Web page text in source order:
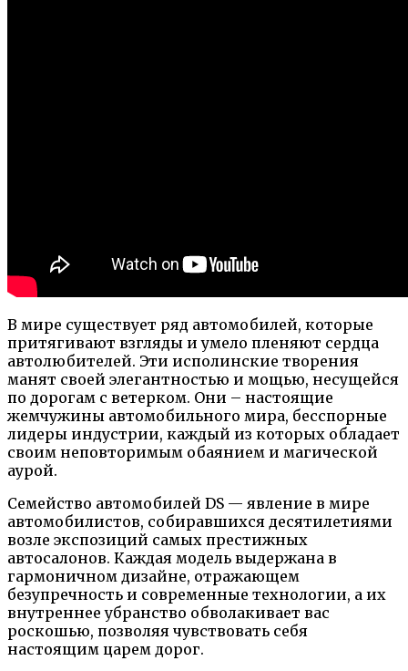
В мире существует ряд автомобилей, которые
притягивают взгляды и умело пленяют сердца
автолюбителей. Эти исполинские творения
манят своей элегантностью и мощью, несущейся
по дорогам с ветерком. Они – настоящие
жемчужины автомобильного мира, бесспорные
лидеры индустрии, каждый из которых обладает
своим неповторимым обаянием и магической
аурой.
Семейство автомобилей DS — явление в мире
автомобилистов, собиравшихся десятилетиями
возле экспозиций самых престижных
автосалонов. Каждая модель выдержана в
гармоничном дизайне, отражающем
безупречность и современные технологии, а их
внутреннее убранство обволакивает вас
роскошью, позволяя чувствовать себя
настоящим царем дорог.